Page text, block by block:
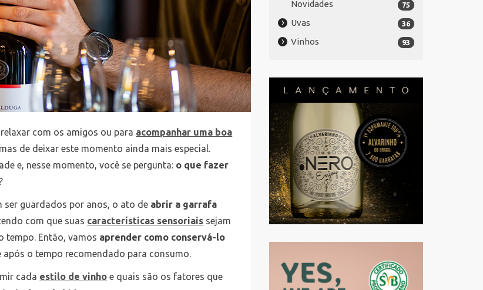
com os amigos ou para acompanhar uma boa
de deixar este momento ainda mais especial.
e, nesse momento, você se pergunta: o que fazer
?
ser guardados por anos, o ato de abrir a garrafa
com que suas características sensoriais sejam
tempo. Então, vamos aprender como conservá-lo
após o tempo recomendado para consumo.
cada estilo de vinho e quais são os fatores que
75
Novidades
36
Uvas
93
Vinhos